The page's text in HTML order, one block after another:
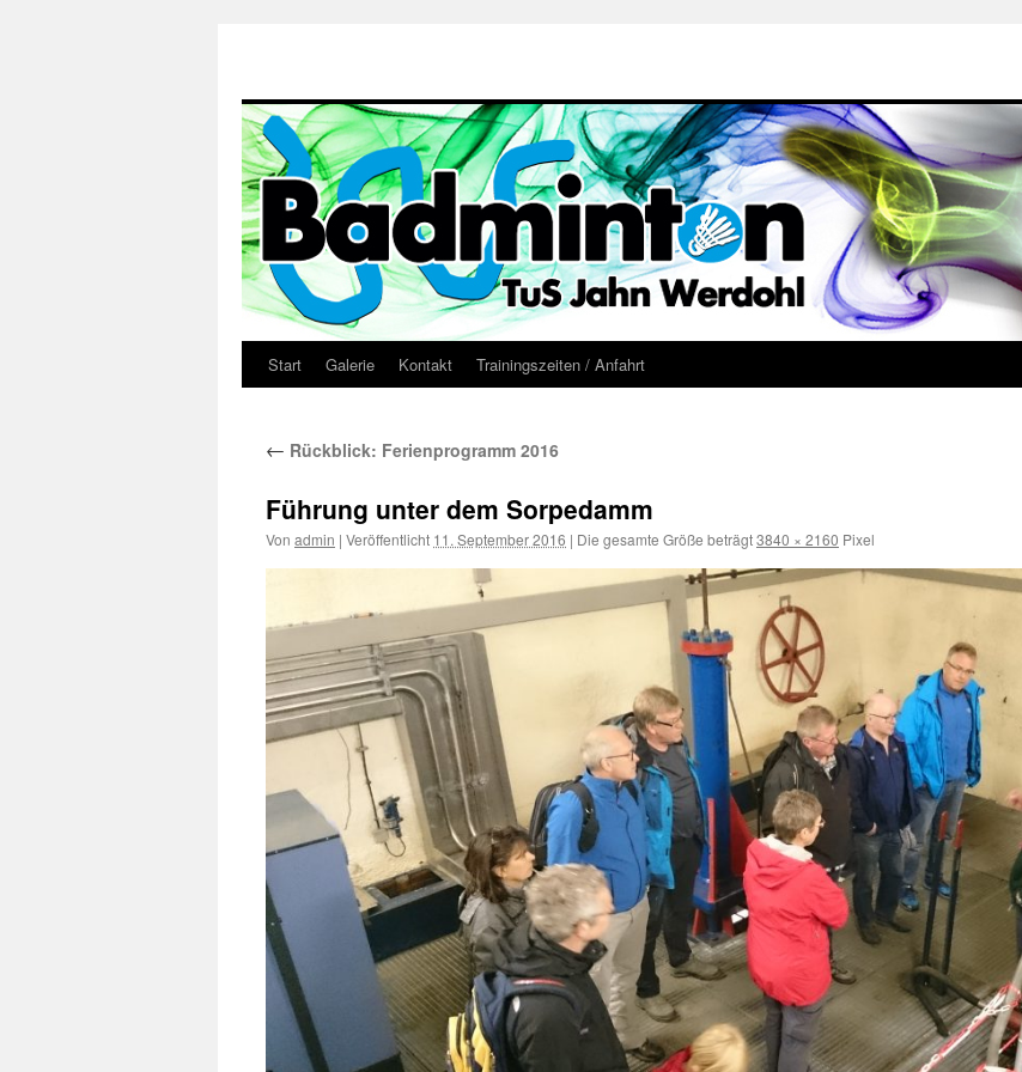
Zum
springen
Start Galerie Kontakt Trainingszeiten / Anfahrt
← Rückblick: Ferienprogramm 2016
Führung unter dem Sorpedamm
Von admin | Veröffentlicht 11. September 2016 | Die gesamte Größe beträgt3840 × 2160 Pixel